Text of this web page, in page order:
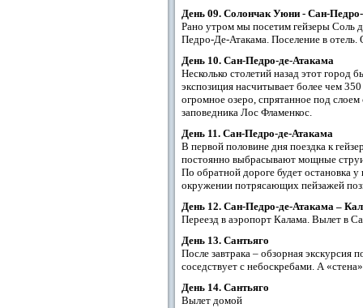
День 09. Солончак Уюни - Сан-
Рано утром мы посетим гейзеры Соль
Педро-Де-Атакама. Поселение в отель.
День 10. Сан-Педро-де-Атакама
Несколько столетий назад этот город
экспозиция насчитывает более чем
огромное озеро, спрятанное под
заповедника Лос Фламенкос.
День 11. Сан-Педро-де-Атакама
В первой половине дня поездка к
постоянно выбрасывают мощные
По обратной дороге будет остановка
окружении потрясающих пейзажей
День 12. Сан-Педро-де-Атакама –
Переезд в аэропорт Калама. Вылет в
День 13. Сантьяго
После завтрака – обзорная экскурсия
соседствует с небоскребами. А
День 14. Сантьяго
Вылет домой